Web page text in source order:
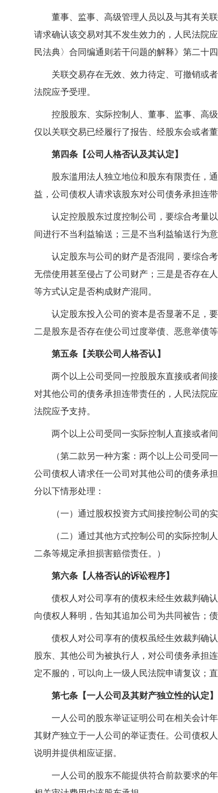
董事、监事、高级管理人员以及与其有关联
请求确认该交易对其不发生效力的，人民法院
民法典〉合同编通则若干问题的解释》第二十
关联交易存在无效、效力待定、可撤销或者
法院应予受理。
控股股东、实际控制人、董事、监事、高级
仅以关联交易已经履行了报告、经股东会或者
第四条【公司人格否认及其认定】
股东滥用法人独立地位和股东有限责任，通
益，公司债权人请求该股东对公司债务承担连
认定控股股东过度控制公司，要综合考量以
间进行不当利益输送；三是不当利益输送行为
认定股东与公司的财产是否混同，要综合考
无偿使用甚至侵占了公司财产；三是是否存在
等方式认定是否构成财产混同。
认定股东投入公司的资本是否显著不足，要
二是股东是否存在使公司过度举债、恶意举债
第五条【关联公司人格否认】
两个以上公司受同一控股股东直接或者间接
对其他公司的债务承担连带责任的，人民法院
法院应予支持。
两个以上公司受同一实际控制人直接或者间
（第二款另一种方案：两个以上公司受同一
公司债权人请求任一公司对其他公司的债务承
分以下情形处理：
（一）通过股权投资方式间接控制公司的实
（二）通过其他方式控制公司的实际控制人
二条等规定承担损害赔偿责任。）
第六条【人格否认的诉讼程序】
债权人对公司享有的债权未经生效裁判确认
向债权人释明，告知其追加公司为共同被告；
债权人对公司享有的债权虽经生效裁判确认
股东、其他公司为被执行人，对公司债务承担
定不服的，可以向上一级人民法院申请复议；
第七条【一人公司及其财产独立性的认定】
一人公司的股东举证证明公司在相关会计年
其财产独立于一人公司的举证责任。公司债权
说明并提供相应证据。
一人公司的股东不能提供符合前款要求的年